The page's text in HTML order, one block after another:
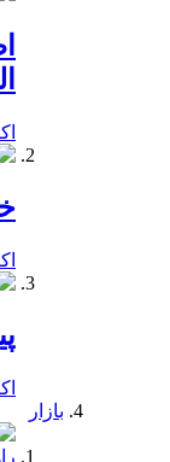
بازار